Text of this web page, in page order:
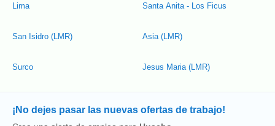
Lima
San Isidro (LMR)
Surco
Santa Anita - Los Ficus
Asia (LMR)
Jesus Maria (LMR)
¡No dejes pasar las nuevas ofertas de trabajo!